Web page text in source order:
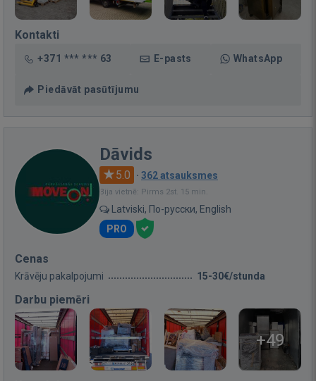
Kontakti
+371 *** *** 63 E-pasts WhatsApp
Piedāvāt pasūtījumu
Dāvids
5.0 · 362 atsauksmes
Bija vietnē: Pirms 2st. 15 min.
Latviski, По-русски, English
PRO
Cenas
Krāvēju pakalpojumi 15-30€/stunda
Darbu piemēri
+49